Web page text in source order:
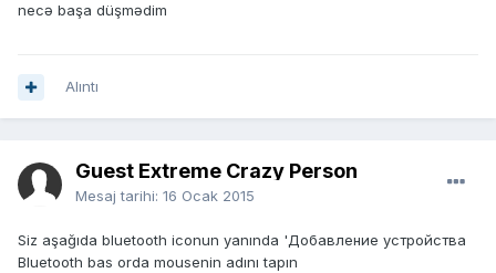
necə başa düşmədim
Alıntı
Guest Extreme Crazy Person
Mesaj tarihi: 16 Ocak 2015
Siz aşağıda bluetooth iconun yanında 'Добавление устройства
Bluetooth bas orda mousenin adını tapın